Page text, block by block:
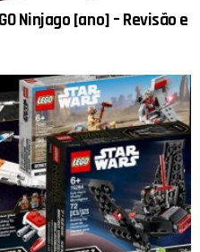
Ninjago [ano] – Revisão e